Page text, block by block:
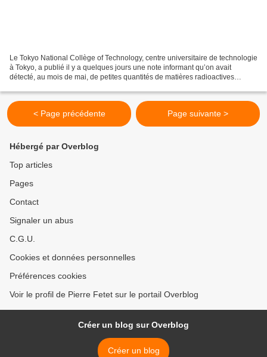
Le Tokyo National Collège of Technology, centre universitaire de technologie
à Tokyo, a publié il y a quelques jours une note informant qu’on avait
détecté, au mois de mai, de petites quantités de matières radioactives
< Page précédente Page suivante >
Hébergé par Overblog
Top articles
Pages
Contact
Signaler un abus
C.G.U.
Cookies et données personnelles
Préférences cookies
Voir le profil de Pierre Fetet sur le portail Overblog
Créer un blog sur Overblog
Créer un blog